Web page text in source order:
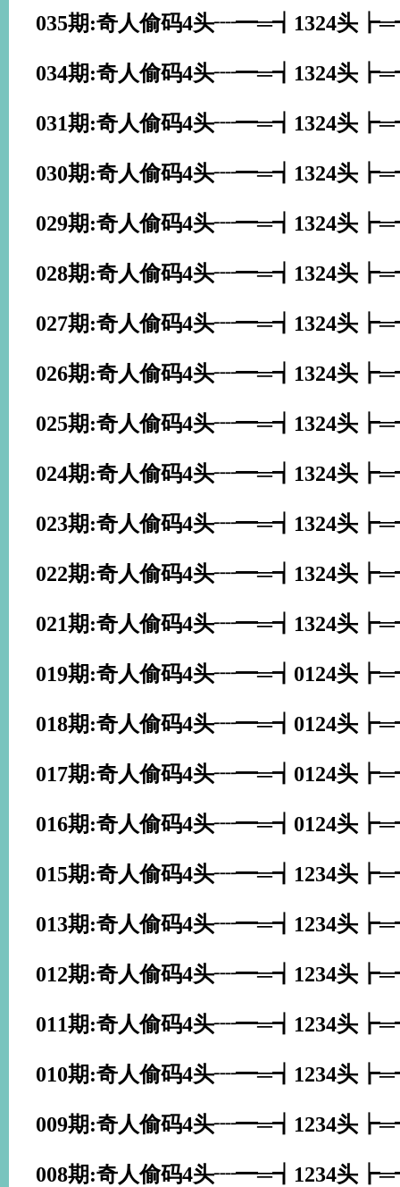
035期:奇人偷码4头┈━═┪1324头
034期:奇人偷码4头┈━═┪1324头
031期:奇人偷码4头┈━═┪1324头
030期:奇人偷码4头┈━═┪1324头
029期:奇人偷码4头┈━═┪1324头
028期:奇人偷码4头┈━═┪1324头
027期:奇人偷码4头┈━═┪1324头
026期:奇人偷码4头┈━═┪1324头
025期:奇人偷码4头┈━═┪1324头
024期:奇人偷码4头┈━═┪1324头
023期:奇人偷码4头┈━═┪1324头
022期:奇人偷码4头┈━═┪1324头
021期:奇人偷码4头┈━═┪1324头
019期:奇人偷码4头┈━═┪0124头
018期:奇人偷码4头┈━═┪0124头
017期:奇人偷码4头┈━═┪0124头
016期:奇人偷码4头┈━═┪0124头
015期:奇人偷码4头┈━═┪1234头
013期:奇人偷码4头┈━═┪1234头
012期:奇人偷码4头┈━═┪1234头
011期:奇人偷码4头┈━═┪1234头
010期:奇人偷码4头┈━═┪1234头
009期:奇人偷码4头┈━═┪1234头
008期:奇人偷码4头┈━═┪1234头